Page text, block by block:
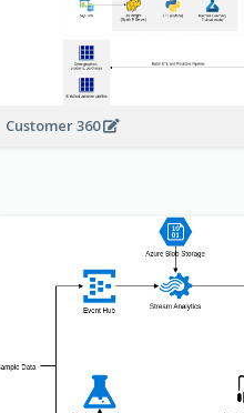
Customer 360